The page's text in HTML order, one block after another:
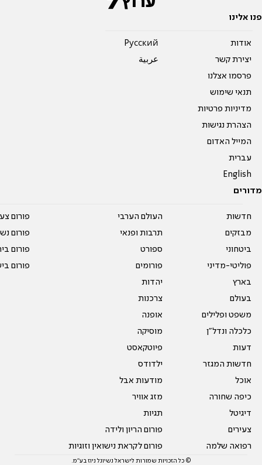
פנו אלינו
אודות
יצירת קשר
פרסמו אצלנו
תנאי שימוש
מדיניות פרטיות
הצהרת נגישות
המייל האדום
עברית
English
Pусский
عربية
מדורים
חדשות
מבזקים
ביטחוני
פוליטי-מדיני
בארץ
בעולם
משפט ופלילים
כלכלה ונדל"ן
דעות
חדשות המגזר
אוכל
כיפה שחורה
דיגיטל
צעירים
רפואה שלמה
העולם הערבי
תרבות ופנאי
ספורט
פורומים
יהדות
צרכנות
אופנה
מוסיקה
פיוטקאסט
ילדודס
מודעות אבל
מזג אוויר
תגיות
פורום הריון ולידה
פורום לקראת נישואין וזוגיות
פורום
פורום
פורום
פורום
© כל הזכויות שמורות לישראל נשיונל ניוז בע"מ.